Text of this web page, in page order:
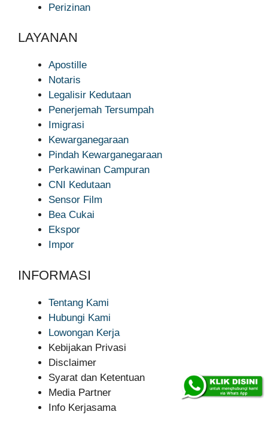
Perizinan
LAYANAN
Apostille
Notaris
Legalisir Kedutaan
Penerjemah Tersumpah
Imigrasi
Kewarganegaraan
Pindah Kewarganegaraan
Perkawinan Campuran
CNI Kedutaan
Sensor Film
Bea Cukai
Ekspor
Impor
INFORMASI
Tentang Kami
Hubungi Kami
Lowongan Kerja
Kebijakan Privasi
Disclaimer
Syarat dan Ketentuan
Media Partner
Info Kerjasama